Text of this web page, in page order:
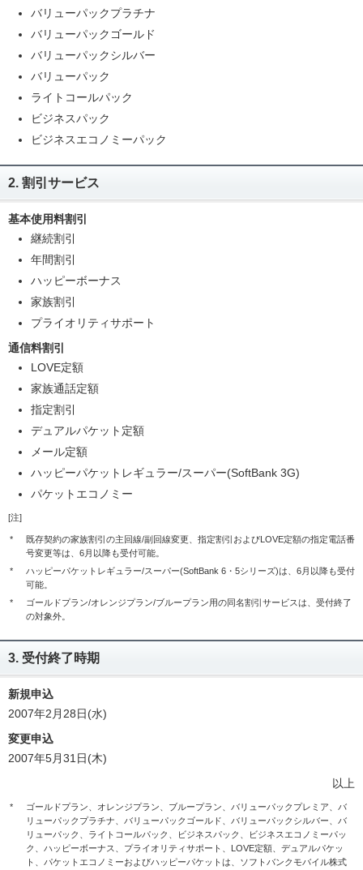
バリューパックプラチナ
バリューパックゴールド
バリューパックシルバー
バリューパック
ライトコールパック
ビジネスパック
ビジネスエコノミーパック
2. 割引サービス
基本使用料割引
継続割引
年間割引
ハッピーボーナス
家族割引
プライオリティサポート
通信料割引
LOVE定額
家族通話定額
指定割引
デュアルパケット定額
メール定額
ハッピーパケットレギュラー/スーパー(SoftBank 3G)
パケットエコノミー
[注]
*
既存契約の家族割引の主回線/副回線変更、指定割引およびLOVE定額の指定電話番
号変更等は、6月以降も受付可能。
*
ハッピーパケットレギュラー/スーパー(SoftBank 6・5シリーズ)は、6月以降も受付
可能。
*
ゴールドプラン/オレンジプラン/ブループラン用の同名割引サービスは、受付終了
の対象外。
3. 受付終了時期
新規申込
2007年2月28日(水)
変更申込
2007年5月31日(木)
以上
*
ゴールドプラン、オレンジプラン、ブループラン、バリューパックプレミア、バ
リューパックプラチナ、バリューパックゴールド、バリューパックシルバー、バ
リューパック、ライトコールパック、ビジネスパック、ビジネスエコノミーパッ
ク、ハッピーボーナス、プライオリティサポート、LOVE定額、デュアルパケッ
ト、パケットエコノミーおよびハッピーパケットは、ソフトバンクモバイル株式